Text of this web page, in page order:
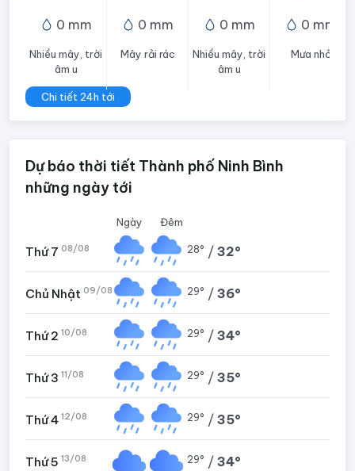
0 mm
Nhiều mây, trời
âm u
0 mm
Mây rải rác
0 mm
Nhiều mây, trời
âm u
0 mm
Mưa nhỏ
Chi tiết 24h tới
Dự báo thời tiết Thành phố Ninh Bình
những ngày tới
Ngày Đêm
Thứ 7 08/08 28° / 32°
Chủ Nhật 09/08 29° / 36°
Thứ 2 10/08 29° / 34°
Thứ 3 11/08 29° / 35°
Thứ 4 12/08 29° / 35°
Thứ 5 13/08 29° / 34°